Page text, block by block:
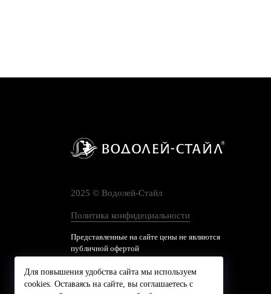
2025 © Водолей-Cтайл
Политика конфидециальности
Представленные на сайте цены не являются
публичной офертой
Для повышения удобства сайта мы используем
cookies. Оставаясь на сайте, вы соглашаетесь с